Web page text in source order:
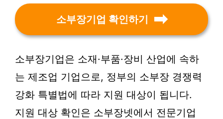
소부장기업 확인하기
소부장기업은 소재·부품·장비 산업에 속하
는 제조업 기업으로, 정부의 소부장 경쟁력
강화 특별법에 따라 지원 대상이 됩니다.
지원 대상 확인은 소부장넷에서 전문기업